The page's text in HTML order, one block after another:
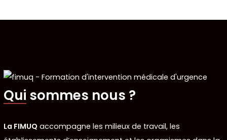
Qui sommes nous ?
La FIMUQ accompagne les milieux de travail, les